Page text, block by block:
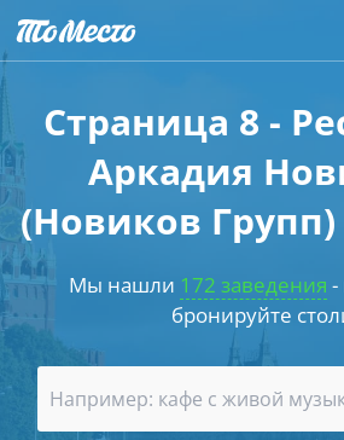
Страница 8 -
Аркадия
(Новиков
Мы нашли 172 заведения -
бронируйте